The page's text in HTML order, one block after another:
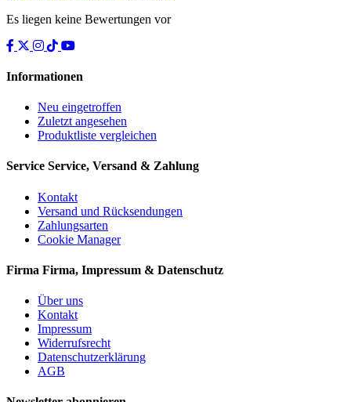
Es liegen keine Bewertungen vor
Informationen
Neu eingetroffen
Zuletzt angesehen
Produktliste vergleichen
Service Service, Versand & Zahlung
Kontakt
Versand und Rücksendungen
Zahlungsarten
Cookie Manager
Firma Firma, Impressum & Datenschutz
Über uns
Kontakt
Impressum
Widerrufsrecht
Datenschutzerklärung
AGB